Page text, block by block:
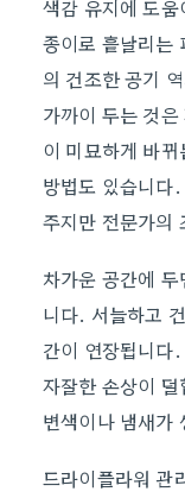
색감 유지에 도
종이로 흩날리는
의 건조한 공기
가까이 두는 것
이 미묘하게 바
방법도 있습니다
주지만 전문가의
차가운 공간에
니다. 서늘하고
간이 연장됩니다
자잘한 손상이
변색이나 냄새가
드라이플라워 관